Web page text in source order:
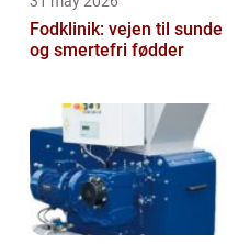
Fodklinik: vejen til sunde
og smertefri fødder